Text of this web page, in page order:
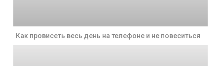
Как провисеть весь день на телефоне и не повеситься